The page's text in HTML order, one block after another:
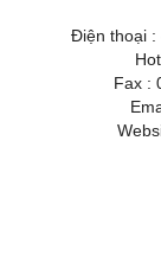
Điện thoại :
Fax :